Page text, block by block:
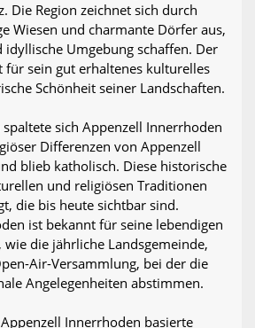
Die Region zeichnet sich durch
Wiesen und charmante Dörfer aus,
Umgebung schaffen. Der
für sein gut erhaltenes kulturelles
Schönheit seiner Landschaften.
sich Appenzell Innerrhoden
Differenzen von Appenzell
blieb katholisch. Diese historische
und religiösen Traditionen
die bis heute sichtbar sind.
ist bekannt für seine lebendigen
wie die jährliche Landsgemeinde,
Air-Versammlung, bei der die
Angelegenheiten abstimmen.
Innerrhoden basierte